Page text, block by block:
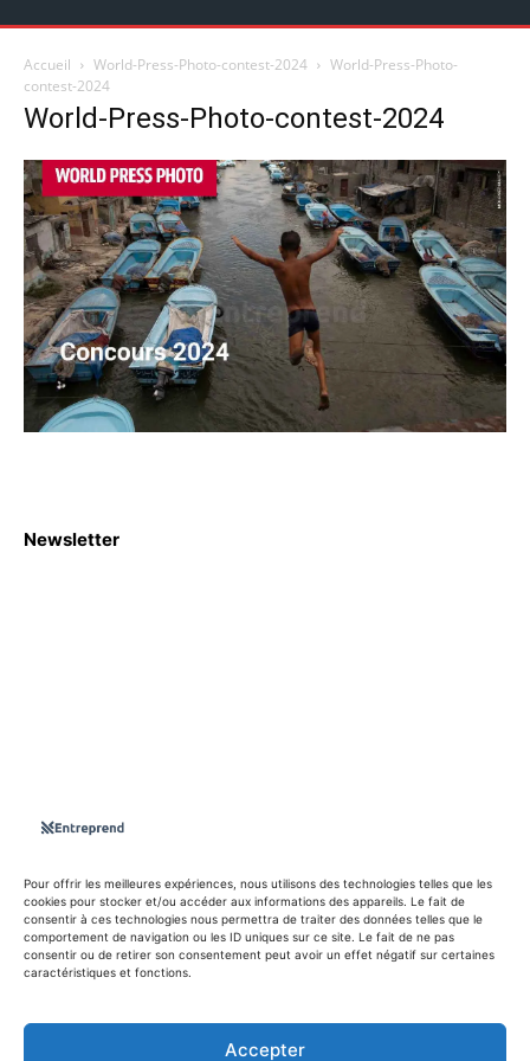
Pour offrir les meilleures expériences, nous utilisons des technologies telles que les
cookies pour stocker et/ou accéder aux informations des appareils. Le fait de
consentir à ces technologies nous permettra de traiter des données telles que le
comportement de navigation ou les ID uniques sur ce site. Le fait de ne pas
consentir ou de retirer son consentement peut avoir un effet négatif sur certaines
caractéristiques et fonctions.
Accepter
Accueil World-Press-Photo-contest-2024
World-Press-Photo-
contest-2024
World-Press-Photo-contest-2024
info@entreprend.net
Newsletter
Politique de confidentialité